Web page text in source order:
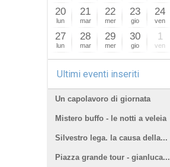
20
lun
21
mar
22
mer
23
gio
24
ven
27
lun
28
mar
29
mer
30
gio
1
ven
Ultimi eventi inseriti
Un capolavoro di giornata
Mistero buffo - le notti a veleia
Silvestro lega. la causa della...
Piazza grande tour - gianluca...